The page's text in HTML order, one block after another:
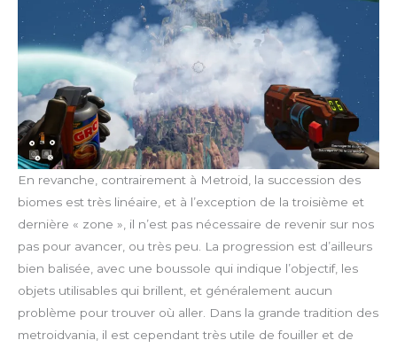
En revanche, contrairement à Metroid, la succession des
biomes est très linéaire, et à l’exception de la troisième et
dernière « zone », il n’est pas nécessaire de revenir sur nos
pas pour avancer, ou très peu. La progression est d’ailleurs
bien balisée, avec une boussole qui indique l’objectif, les
objets utilisables qui brillent, et généralement aucun
problème pour trouver où aller. Dans la grande tradition des
metroidvania, il est cependant très utile de fouiller et de